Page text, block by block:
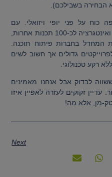
הבחירה בשבילכם).
כוח על פני יופי ויזואלי. עם
למעלה מ-1000 תוספים אפשריים ואינטגרציה לכ-100 תכנות אחרות,
המחדל בחברות פיתוח תוכנה.
גדולים אך חשוב לשים
רקע טכנולוגי.
לבדוק אבל אנחנו מאמינים
זקוקים לעזרה לאפיין איזו
מן, אלא מה!
Next